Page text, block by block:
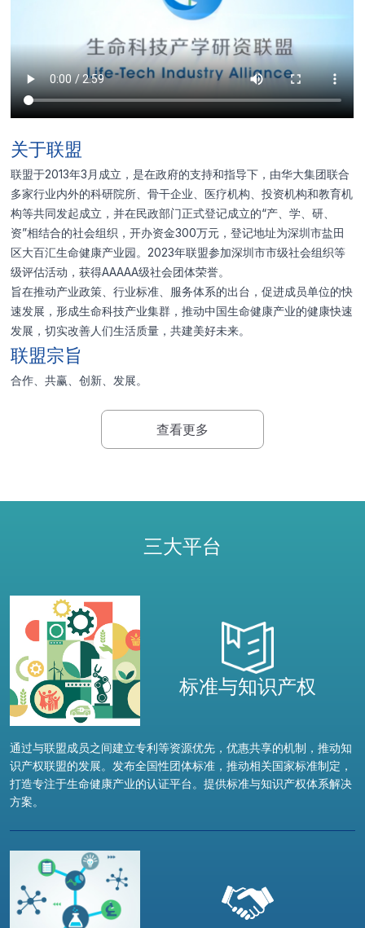
关于联盟
联盟于2013年3月成立，是在政府的支持和指导下，由华大集团联合
多家行业内外的科研院所、骨干企业、医疗机构、投资机构和教育机
构等共同发起成立，并在民政部门正式登记成立的“产、学、研、
资”相结合的社会组织，开办资金300万元，登记地址为深圳市盐田
区大百汇生命健康产业园。2023年联盟参加深圳市市级社会组织等
级评估活动，获得AAAAA级社会团体荣誉。
旨在推动产业政策、行业标准、服务体系的出台，促进成员单位的快
速发展，形成生命科技产业集群，推动中国生命健康产业的健康快速
发展，切实改善人们生活质量，共建美好未来。
联盟宗旨
合作、共赢、创新、发展。
查看更多
三大平台
标准与知识产权
通过与联盟成员之间建立专利等资源优先，优惠共享的机制，推动知
识产权联盟的发展。发布全国性团体标准，推动相关国家标准制定，
打造专注于生命健康产业的认证平台。提供标准与知识产权体系解决
方案。
留言
留言新标准名称
留言
上传附件
支持扩展名：.doc .docx .pdf .xls .xlsx
留言